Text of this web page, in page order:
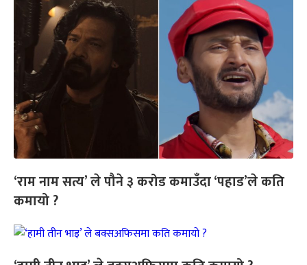
‘राम नाम सत्य’ ले पौने ३ करोड कमाउँदा ‘पहाड’ले कति
कमायो ?